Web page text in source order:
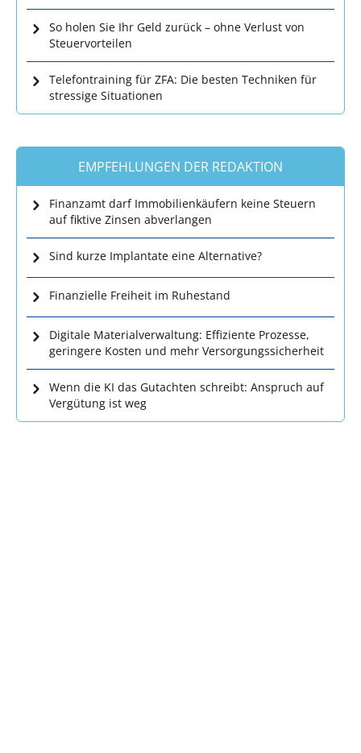
So holen Sie Ihr Geld zurück – ohne Verlust von
Steuervorteilen
Telefontraining für ZFA: Die besten Techniken für
stressige Situationen
EMPFEHLUNGEN DER REDAKTION
Finanzamt darf Immobilienkäufern keine Steuern
auf fiktive Zinsen abverlangen
Sind kurze Implantate eine Alternative?
Finanzielle Freiheit im Ruhestand
Digitale Materialverwaltung: Effiziente Prozesse,
geringere Kosten und mehr Versorgungssicherheit
Wenn die KI das Gutachten schreibt: Anspruch auf
Vergütung ist weg